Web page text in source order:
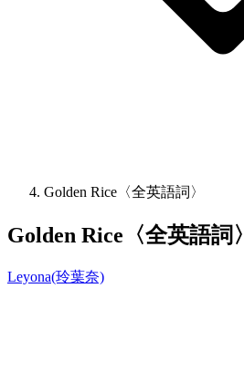
Golden Rice〈全英語詞〉
Golden Rice〈全英語詞〉
Leyona(玲葉奈)